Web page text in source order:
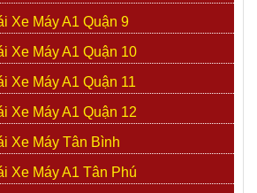
Xe Máy A1 Quận 9
Xe Máy A1 Quận 10
Xe Máy A1 Quận 11
Xe Máy A1 Quận 12
Xe Máy Tân Bình
Xe Máy A1 Tân Phú